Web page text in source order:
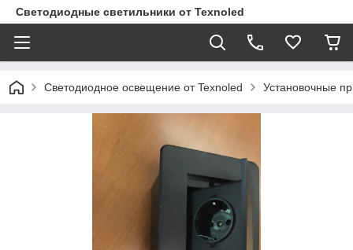
Светодиодные светильники от Texnoled
Светодиодное освещение от Texnoled Установочные